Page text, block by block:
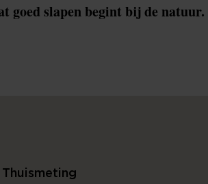
goed slapen begint bij de natuur.